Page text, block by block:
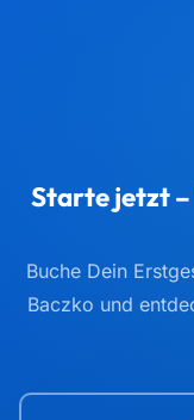
Starte jetzt –
Buche Dein
Baczko und